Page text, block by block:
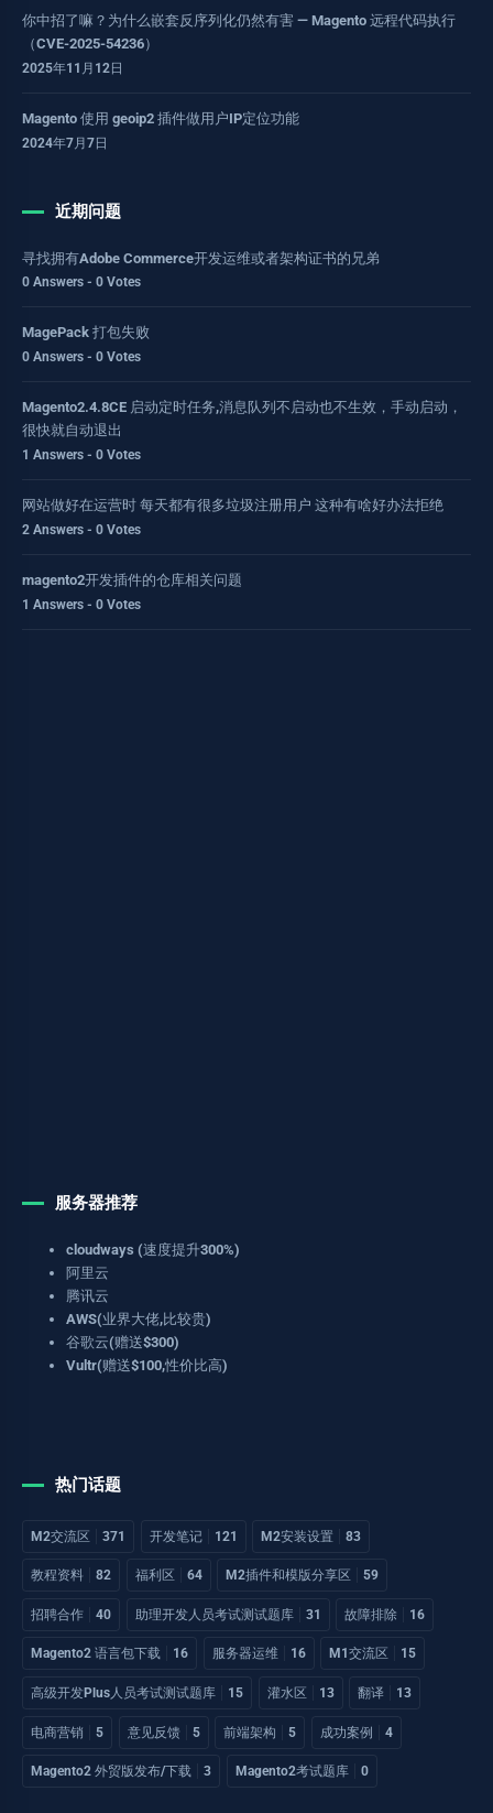
你中招了嘛？为什么嵌套反序列化仍然有害 — Magento 远程代码执行
（CVE-2025-54236）
2025年11月12日
Magento 使用 geoip2 插件做用户IP定位功能
2024年7月7日
近期问题
寻找拥有Adobe Commerce开发运维或者架构证书的兄弟
0 Answers - 0 Votes
MagePack 打包失败
0 Answers - 0 Votes
Magento2.4.8CE 启动定时任务,消息队列不启动也不生效，手动启动，
很快就自动退出
1 Answers - 0 Votes
网站做好在运营时 每天都有很多垃圾注册用户 这种有啥好办法拒绝
2 Answers - 0 Votes
magento2开发插件的仓库相关问题
1 Answers - 0 Votes
服务器推荐
cloudways (速度提升300%)
阿里云
腾讯云
AWS(业界大佬,比较贵)
谷歌云(赠送$300)
Vultr(赠送$100,性价比高)
热门话题
M2交流区 371 开发笔记 121 M2安装设置 83
教程资料 82 福利区 64 M2插件和模版分享区 59
招聘合作 40 助理开发人员考试测试题库 31 故障排除 16
Magento2 语言包下载 16 服务器运维 16 M1交流区 15
高级开发Plus人员考试测试题库 15 灌水区 13 翻译 13
电商营销 5 意见反馈 5 前端架构 5 成功案例 4
Magento2 外贸版发布/下载 3 Magento2考试题库 0